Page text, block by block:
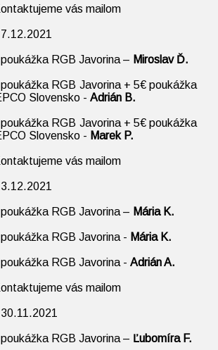
vás mailom
RGB Javorina – Miroslav Ď.
RGB Javorina + 5€ poukážka
Slovensko - Adrián B.
RGB Javorina + 5€ poukážka
Slovensko - Marek P.
vás mailom
RGB Javorina – Mária K.
RGB Javorina - Mária K.
RGB Javorina - Adrián A.
vás mailom
RGB Javorina – Ľubomíra F.